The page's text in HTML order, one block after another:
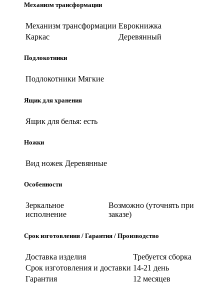
Механизм трансформации
Механизм трансформации Еврокнижка
Каркас
Деревянный
Подлокотники
Подлокотники Мягкие
Ящик для хранения
Ящик для белья: есть
Ножки
Вид ножек Деревянные
Особенности
Зеркальное
исполнение
Возможно (уточнять при
заказе)
Срок изготовления / Гарантия / Производство
Доставка изделия
Требуется сборка
Срок изготовления и доставки 14-21 день
Гарантия
12 месяцев